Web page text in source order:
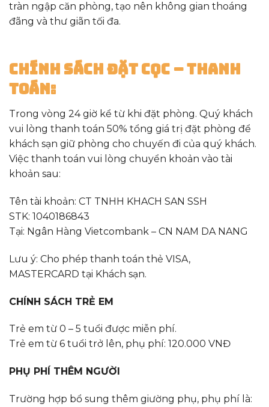
tràn ngập căn phòng, tạo nên không gian thoáng
đãng và thư giãn tối đa.
CHÍNH SÁCH ĐẶT CỌC – THANH
TOÁN:
Trong vòng 24 giờ kể từ khi đặt phòng. Quý khách
vui lòng thanh toán 50% tổng giá trị đặt phòng để
khách sạn giữ phòng cho chuyến đi của quý khách.
Việc thanh toán vui lòng chuyển khoản vào tài
khoản sau:
Tên tài khoản: CT TNHH KHACH SAN SSH
STK: 1040186843
Tại: Ngân Hàng Vietcombank – CN NAM DA NANG
Lưu ý: Cho phép thanh toán thẻ VISA,
MASTERCARD tại Khách sạn.
CHÍNH SÁCH TRẺ EM
Trẻ em từ 0 – 5 tuổi được miễn phí.
Trẻ em từ 6 tuổi trở lên, phụ phí: 120.000 VNĐ
PHỤ PHÍ THÊM NGƯỜI
Trường hợp bổ sung thêm giường phụ, phụ phí là: